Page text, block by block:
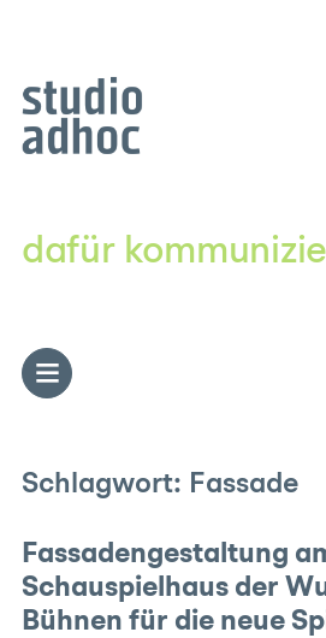
dafür
Schlagwort: Fassade
Fassadengestaltung
Schauspielhaus der
Bühnen für die neue